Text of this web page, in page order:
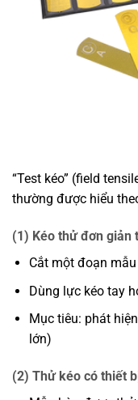
“Test kéo” (field
thường được hiểu
(1) Kéo thử đơn giản
Cắt một đoạn
Dùng lực kéo tay
Mục tiêu: phát
lớn)
(2) Thử kéo có thiết